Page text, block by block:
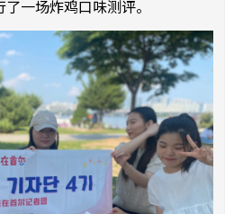
一场炸鸡口味测评。